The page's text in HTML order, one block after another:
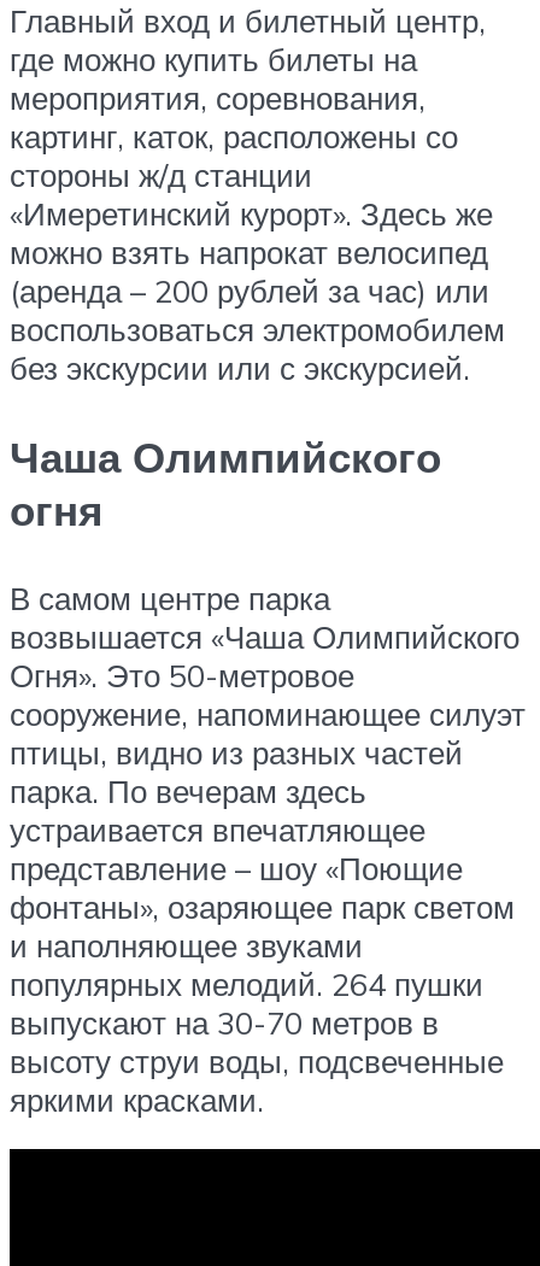
Главный вход и билетный центр,
где можно купить билеты на
мероприятия, соревнования,
картинг, каток, расположены со
стороны ж/д станции
«Имеретинский курорт». Здесь же
можно взять напрокат велосипед
(аренда – 200 рублей за час) или
воспользоваться электромобилем
без экскурсии или с экскурсией.
Чаша Олимпийского
огня
В самом центре парка
возвышается «Чаша Олимпийского
Огня». Это 50-метровое
сооружение, напоминающее силуэт
птицы, видно из разных частей
парка. По вечерам здесь
устраивается впечатляющее
представление – шоу «Поющие
фонтаны», озаряющее парк светом
и наполняющее звуками
популярных мелодий. 264 пушки
выпускают на 30-70 метров в
высоту струи воды, подсвеченные
яркими красками.